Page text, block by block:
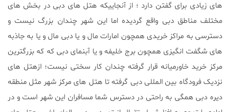
های زیادی برای گفتن دارد ؛ از آنجاییکه هتل های دبی در بخش های
مختلف مناطق دبی واقع گردیده اما این شهر چندان بزرگ نیست و
دسترسی به مراکز خریدی همچون امارات مال و یا دبی مال و یا به جاذبه
های شگفت انگیزی همچون برج خلیفه و یا آبنمای دبی که که بزرگترین
مرکز خرید خاورمیانه قرار گرفته چندان کار سختی نیست؛ ازهتل های
نزدیک فرودگاه بین المللی دبی گرفته تا هتل های مرکز شهر مثل منطقه
دیره دبی همگی به راحتی در دسترس شما مسافران این شهر است و در